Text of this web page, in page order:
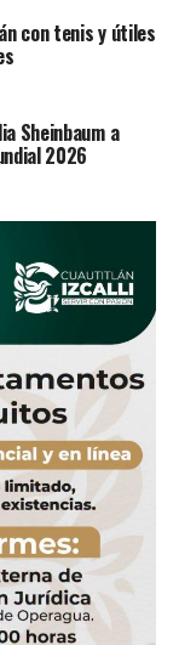
con tenis y útiles
Sheinbaum a
2026